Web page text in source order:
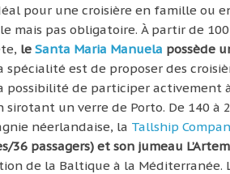
pour une croisière en famille ou
mais pas obligatoire. À partir de
le Santa Maria Manuela possède
spécialité est de proposer des
possibilité de participer activement
sirotant un verre de Porto. De 140 à
néerlandaise, la Tallship
36 passagers) et son jumeau
de la Baltique à la Méditerranée.